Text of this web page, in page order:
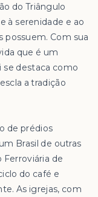
do Triângulo
à serenidade e ao
possuem. Com sua
que é um
se destaca como
a tradição
de prédios
Brasil de outras
de
do café e
As igrejas, com